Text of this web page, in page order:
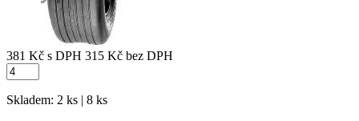
381 Kč s DPH 315 Kč bez DPH
Skladem: 2 ks | 8 ks